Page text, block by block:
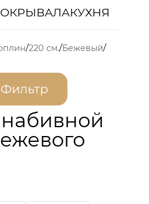
КУХНЯ
220 см. Бежевый
Фильтр